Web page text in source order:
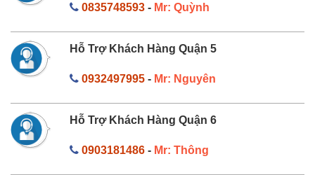
0835748593- Mr: Quỳnh
Hỗ Trợ Khách Hàng Quận 5
0932497995- Mr: Nguyên
Hỗ Trợ Khách Hàng Quận 6
0903181486- Mr: Thông